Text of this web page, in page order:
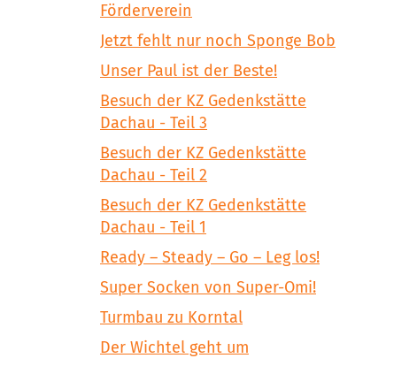
Förderverein
Jetzt fehlt nur noch Sponge Bob
Unser Paul ist der Beste!
Besuch der KZ Gedenkstätte
Dachau - Teil 3
Besuch der KZ Gedenkstätte
Dachau - Teil 2
Besuch der KZ Gedenkstätte
Dachau - Teil 1
Ready – Steady – Go – Leg los!
Super Socken von Super-Omi!
Turmbau zu Korntal
Der Wichtel geht um